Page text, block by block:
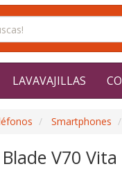
LAVAVAJILLAS
Smartphones
V70